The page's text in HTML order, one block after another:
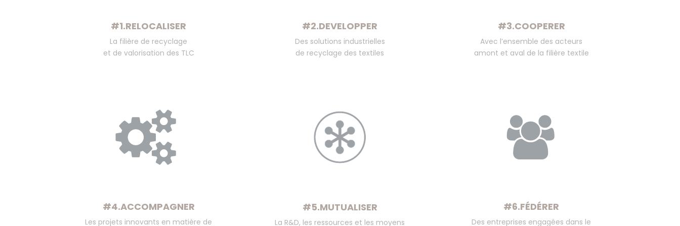
#1.RELOCALISER
La filière de recyclage
et de valorisation des TLC
#2.DEVELOPPER
Des solutions industrielles
de recyclage des textiles
#3.COOPERER
Avec l’ensemble des acteurs
amont et aval de la filière textile
#4.ACCOMPAGNER
Les projets innovants en matière de
#5.MUTUALISER
La R&D, les ressources et les moyens
#6.FÉDÉRER
Des entreprises engagées dans le